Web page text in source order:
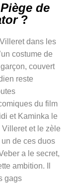
Piège de
?
dans les
costume de
couvert
reste
du film
et Kaminka le
et le zèle
de ces duos
a le secret,
ambition. Il
gags